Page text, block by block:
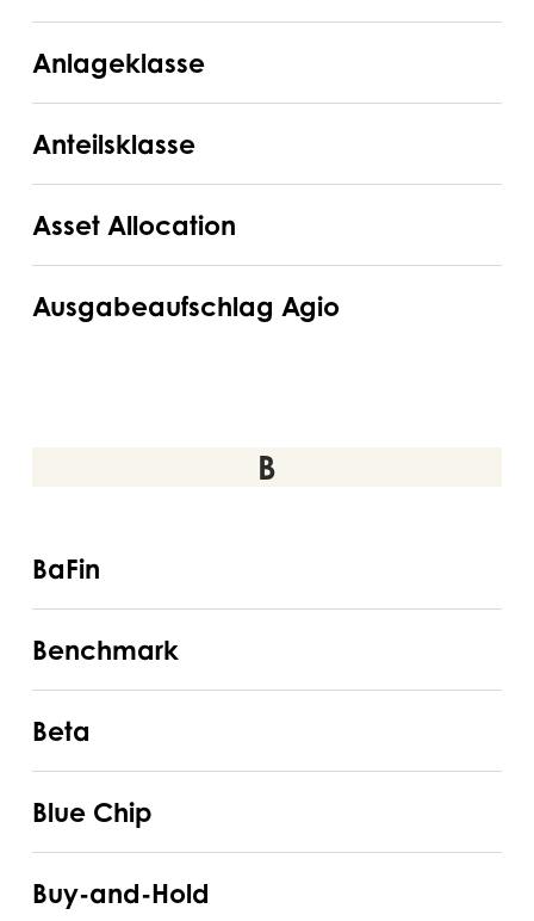
Anlageklasse
Anteilsklasse
Allocation
Asset Allocation
Agio
Ausgabeaufschlag Agio
B
BaFin
Benchmark
Beta
Chip
Blue Chip
and-
Buy-and-Hold